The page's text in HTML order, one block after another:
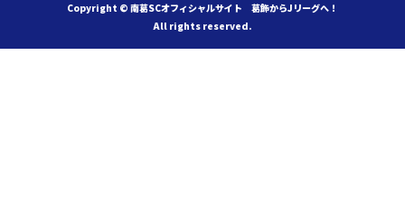
Copyright © 南葛SCオフィシャルサイト 葛飾からJリーグへ！
All rights reserved.